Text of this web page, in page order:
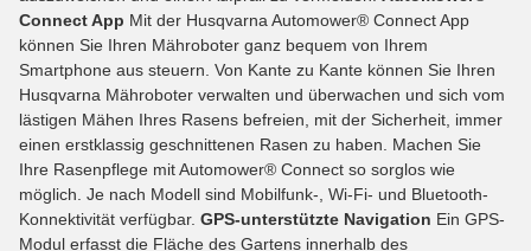
Connect App Mit der Husqvarna Automower® Connect App
können Sie Ihren Mähroboter ganz bequem von Ihrem
Smartphone aus steuern. Von Kante zu Kante können Sie Ihren
Husqvarna Mähroboter verwalten und überwachen und sich vom
lästigen Mähen Ihres Rasens befreien, mit der Sicherheit, immer
einen erstklassig geschnittenen Rasen zu haben. Machen Sie
Ihre Rasenpflege mit Automower® Connect so sorglos wie
möglich. Je nach Modell sind Mobilfunk-, Wi-Fi- und Bluetooth-
Konnektivität verfügbar. GPS-unterstützte Navigation Ein GPS-
Modul erfasst die Fläche des Gartens innerhalb des